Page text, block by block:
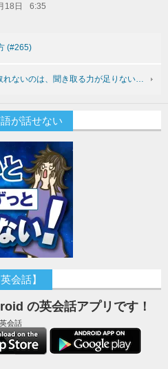
18日 6:35
(#265)
れないのは、聞き取る力が足りない…
が話せない
会話】
の英会話アプリです！
会話